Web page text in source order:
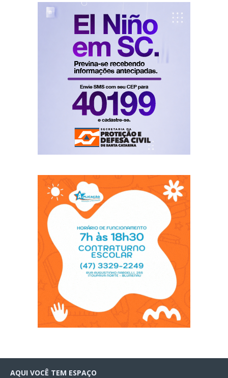
AQUI VOCÊ TEM ESPAÇO